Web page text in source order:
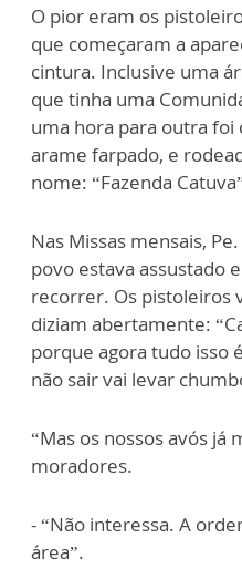
O pior eram os pis
que começaram a
cintura. Inclusive uma
que tinha uma
uma hora para outra foi
arame farpado, e
nome: “Fazenda Catuva
Nas Missas mensais,
povo estava assustado e
recorrer. Os pistoleiros
diziam abertamente:
porque agora tudo isso
não sair vai levar
“Mas os nossos avós já
moradores.
-“Não interessa. A
área”.